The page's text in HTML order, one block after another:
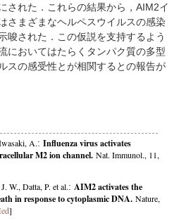
された．これらの結果から，AIM2イ
さまざまなヘルペスウイルスの感染
唆された．この仮説を支持するよう
においてはたらくタンパク質の多型
スの感受性とが相関するとの報告が
A.: Influenza virus activates
M2 ion channel. Nat. Immunol., 11,
W., Datta, P. et al.: AIM2 activates the
in response to cytoplasmic DNA. Nature,
]